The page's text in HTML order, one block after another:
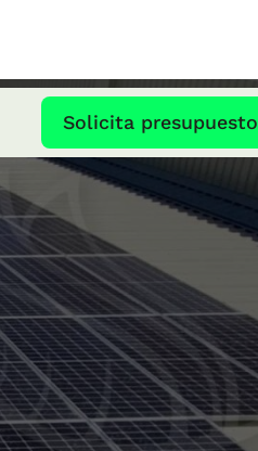
Solicita presupuesto